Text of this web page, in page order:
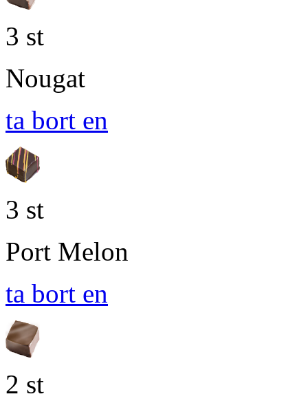
3 st
Nougat
ta bort en
3 st
Port Melon
ta bort en
2 st